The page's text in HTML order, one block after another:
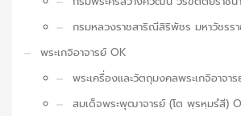
กรมหลวงราชสาริณีสิริพัชร มหาวัชรร
พระเกจิอาจารย์ OK
พระเครื่องและวัตถุมงคลพระเกจิอาจา
สมเด็จพระพุฒาจารย์ (โต พฺรหฺมรํสี)